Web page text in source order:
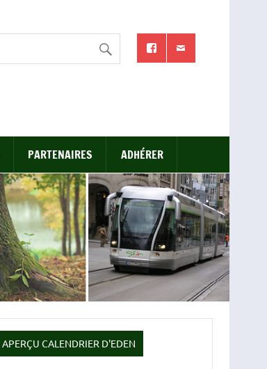
PARTENAIRES ADHÉRER
APERÇU CALENDRIER D'EDEN